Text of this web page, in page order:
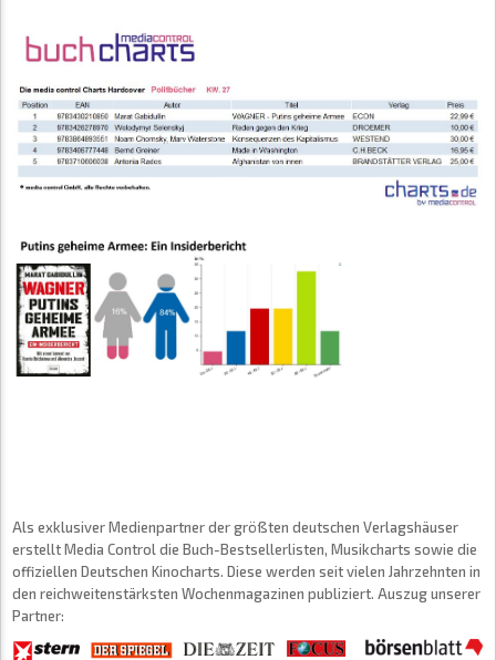
Als exklusiver Medienpartner der größten deutschen Verlagshäuser
erstellt Media Control die Buch-Bestsellerlisten, Musikcharts sowie die
offiziellen Deutschen Kinocharts. Diese werden seit vielen Jahrzehnten in
den reichweitenstärksten Wochenmagazinen publiziert. Auszug unserer
Partner: